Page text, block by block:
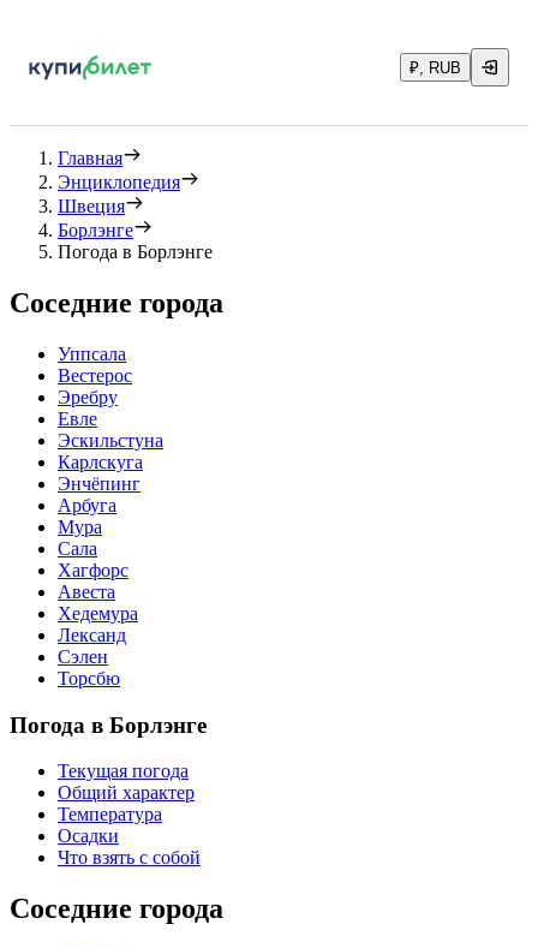
₽, RUB
Главная
Энциклопедия
Швеция
Борлэнге
Погода в Борлэнге
Соседние города
Уппсала
Вестерос
Эребру
Евле
Эскильстуна
Карлскуга
Энчёпинг
Арбуга
Мура
Сала
Хагфорс
Авеста
Хедемура
Лександ
Сэлен
Торсбю
Погода в Борлэнге
Текущая погода
Общий характер
Температура
Осадки
Что взять с собой
Соседние города